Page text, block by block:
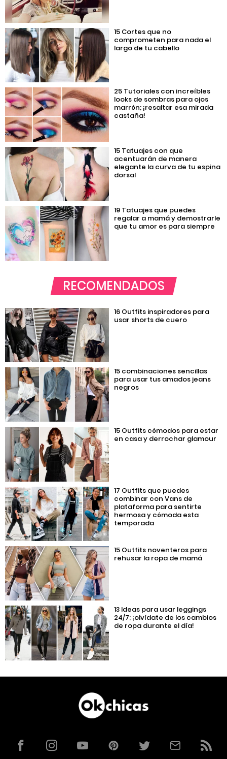
15 Cortes que no
comprometen para nada el
largo de tu cabello
25 Tutoriales con increíbles
looks de sombras para ojos
marrón; ¡resaltar esa mirada
castaña!
15 Tatuajes con que
acentuarán de manera
elegante la curva de tu espina
dorsal
19 Tatuajes que puedes
regalar a mamá y demostrarle
que tu amor es para siempre
RECOMENDADOS
16 Outfits inspiradores para
usar shorts de cuero
15 combinaciones sencillas
para usar tus amados jeans
negros
15 Outfits cómodos para estar
en casa y derrochar glamour
17 Outfits que puedes
combinar con Vans de
plataforma para sentirte
hermosa y cómoda esta
temporada
15 Outfits noventeros para
rehusar la ropa de mamá
13 Ideas para usar leggings
24/7; ¡olvídate de los cambios
de ropa durante el día!
FacebookInstagramYouTubePinterestTwitterCorreoRSS